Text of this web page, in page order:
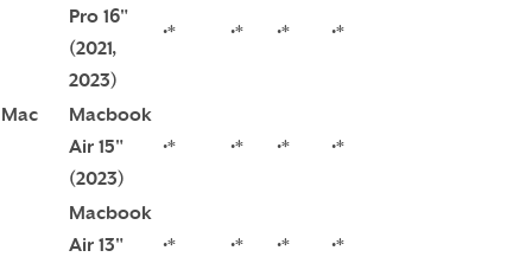
Mac
Pro 16"
(2021,
2023)
•* •* •* •*
Macbook
Air 15"
(2023)
•* •* •* •*
Macbook
Air 13"
•* •* •* •*